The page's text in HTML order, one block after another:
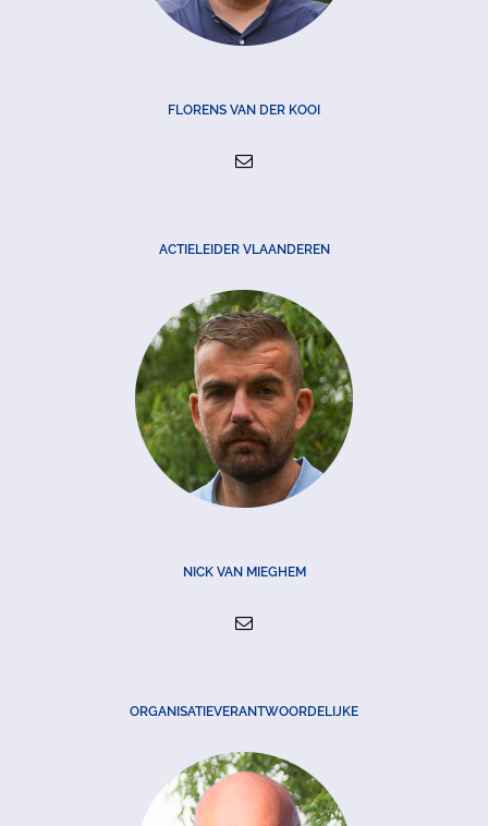
FLORENS VAN DER KOOI
ACTIELEIDER VLAANDEREN
NICK VAN MIEGHEM
ORGANISATIEVERANTWOORDELIJKE